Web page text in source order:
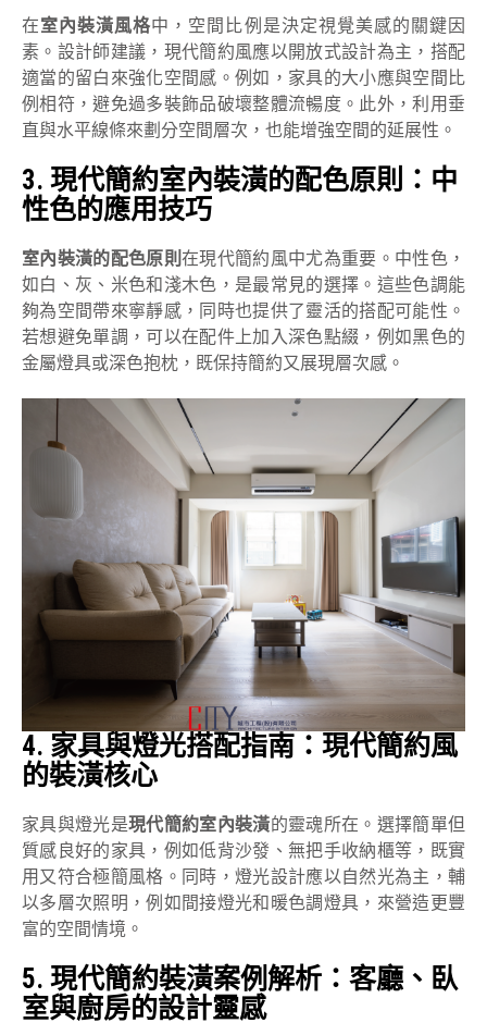
在室內裝潢風格中，空間比例是決定視覺美感的關鍵因
素。設計師建議，現代簡約風應以開放式設計為主，搭配
適當的留白來強化空間感。例如，家具的大小應與空間比
例相符，避免過多裝飾品破壞整體流暢度。此外，利用垂
直與水平線條來劃分空間層次，也能增強空間的延展性。
3. 現代簡約室內裝潢的配色原則：中
性色的應用技巧
室內裝潢的配色原則 在現代簡約風中尤為重要。中性色，
如白、灰、米色和淺木色，是最常見的選擇。這些色調能
夠為空間帶來寧靜感，同時也提供了靈活的搭配可能性。
若想避免單調，可以在配件上加入深色點綴，例如黑色的
金屬燈具或深色抱枕，既保持簡約又展現層次感。
4. 家具與燈光搭配指南：現代簡約風
的裝潢核心
家具與燈光是現代簡約室內裝潢的靈魂所在。選擇簡單但
質感良好的家具，例如低背沙發、無把手收納櫃等，既實
用又符合極簡風格。同時，燈光設計應以自然光為主，輔
以多層次照明，例如間接燈光和暖色調燈具，來營造更豐
富的空間情境。
5. 現代簡約裝潢案例解析：客廳、臥
室與廚房的設計靈感